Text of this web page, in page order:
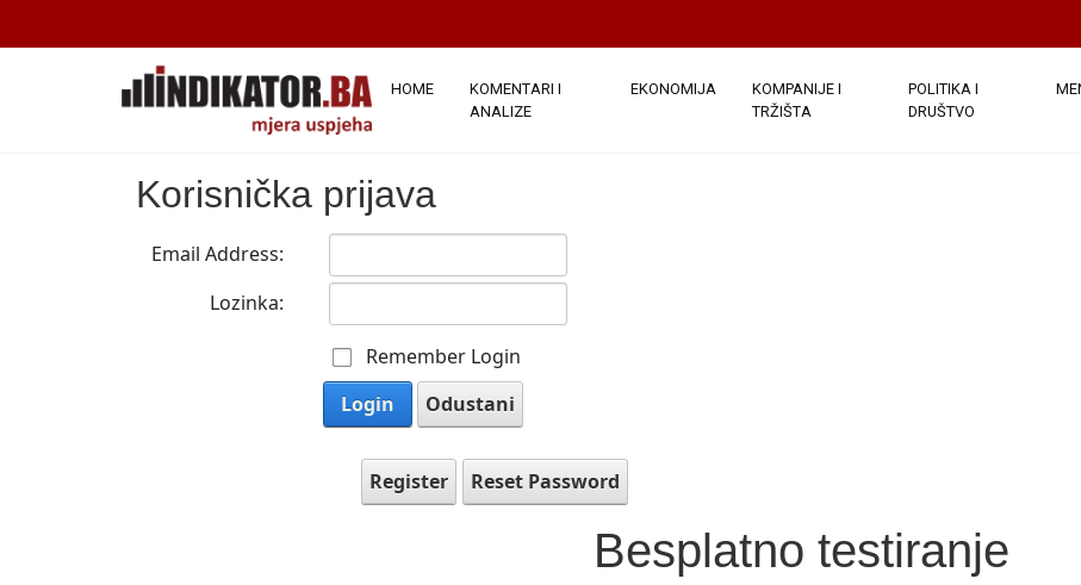
HOME
KOMENTARI I
ANALIZE
EKONOMIJA
KOMPANIJE I
TRŽIŠTA
POLITIKA I
DRUŠTVO
Korisnička prijava
Email Address:
Lozinka:
Remember Login
Login
Odustani
Register Reset Password
Besplatno testiranje